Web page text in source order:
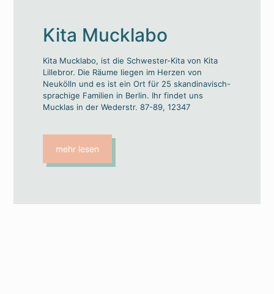
Kita Mucklabo
Kita Mucklabo, ist die Schwester-Kita von Kita
Lillebror. Die Räume liegen im Herzen von
Neukölln und es ist ein Ort für 25 skandinavisch-
sprachige Familien in Berlin. Ihr findet uns
Mucklas in der Wederstr. 87-89, 12347
mehr lesen